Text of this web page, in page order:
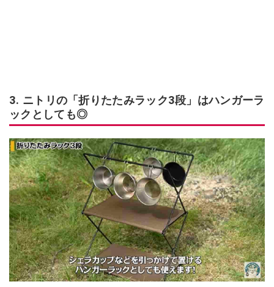
3. ニトリの「折りたたみラック3段」はハンガーラ
ックとしても◎